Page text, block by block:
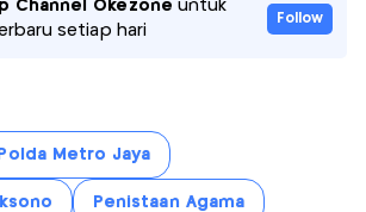
Channel Okezone untuk
setiap hari
Follow
Polda Metro Jaya
Penistaan Agama